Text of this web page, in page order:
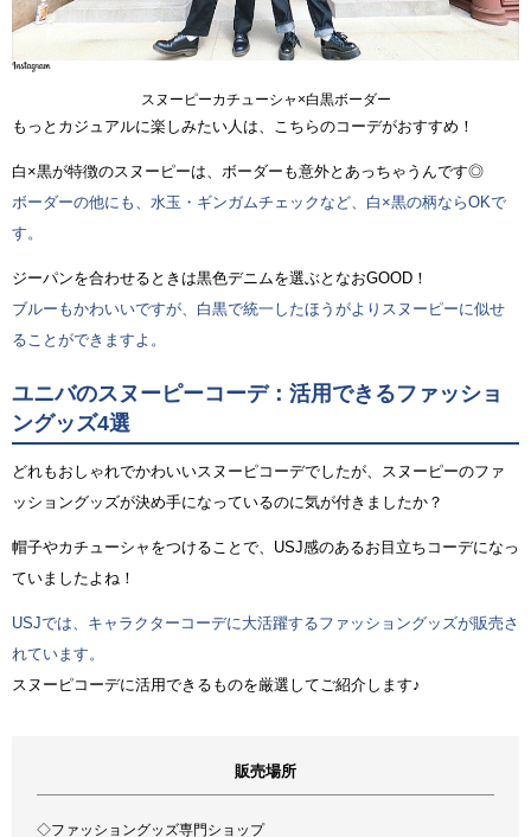
スヌーピーカチューシャ×白黒ボーダー
もっとカジュアルに楽しみたい人は、こちらのコーデがおすすめ！
白×黒が特徴のスヌーピーは、ボーダーも意外とあっちゃうんです◎
ボーダーの他にも、水玉・ギンガムチェックなど、白×黒の柄ならOKで
す。
ジーパンを合わせるときは黒色デニムを選ぶとなおGOOD！
ブルーもかわいいですが、白黒で統一したほうがよりスヌーピーに似せ
ることができますよ。
ユニバのスヌーピーコーデ：活用できるファッショ
ングッズ4選
どれもおしゃれでかわいいスヌーピコーデでしたが、スヌーピーのファ
ッショングッズが決め手になっているのに気が付きましたか？
帽子やカチューシャをつけることで、USJ感のあるお目立ちコーデになっ
ていましたよね！
USJでは、キャラクターコーデに大活躍するファッショングッズが販売さ
れています。
スヌーピコーデに活用できるものを厳選してご紹介します♪
販売場所
◇ファッショングッズ専門ショップ